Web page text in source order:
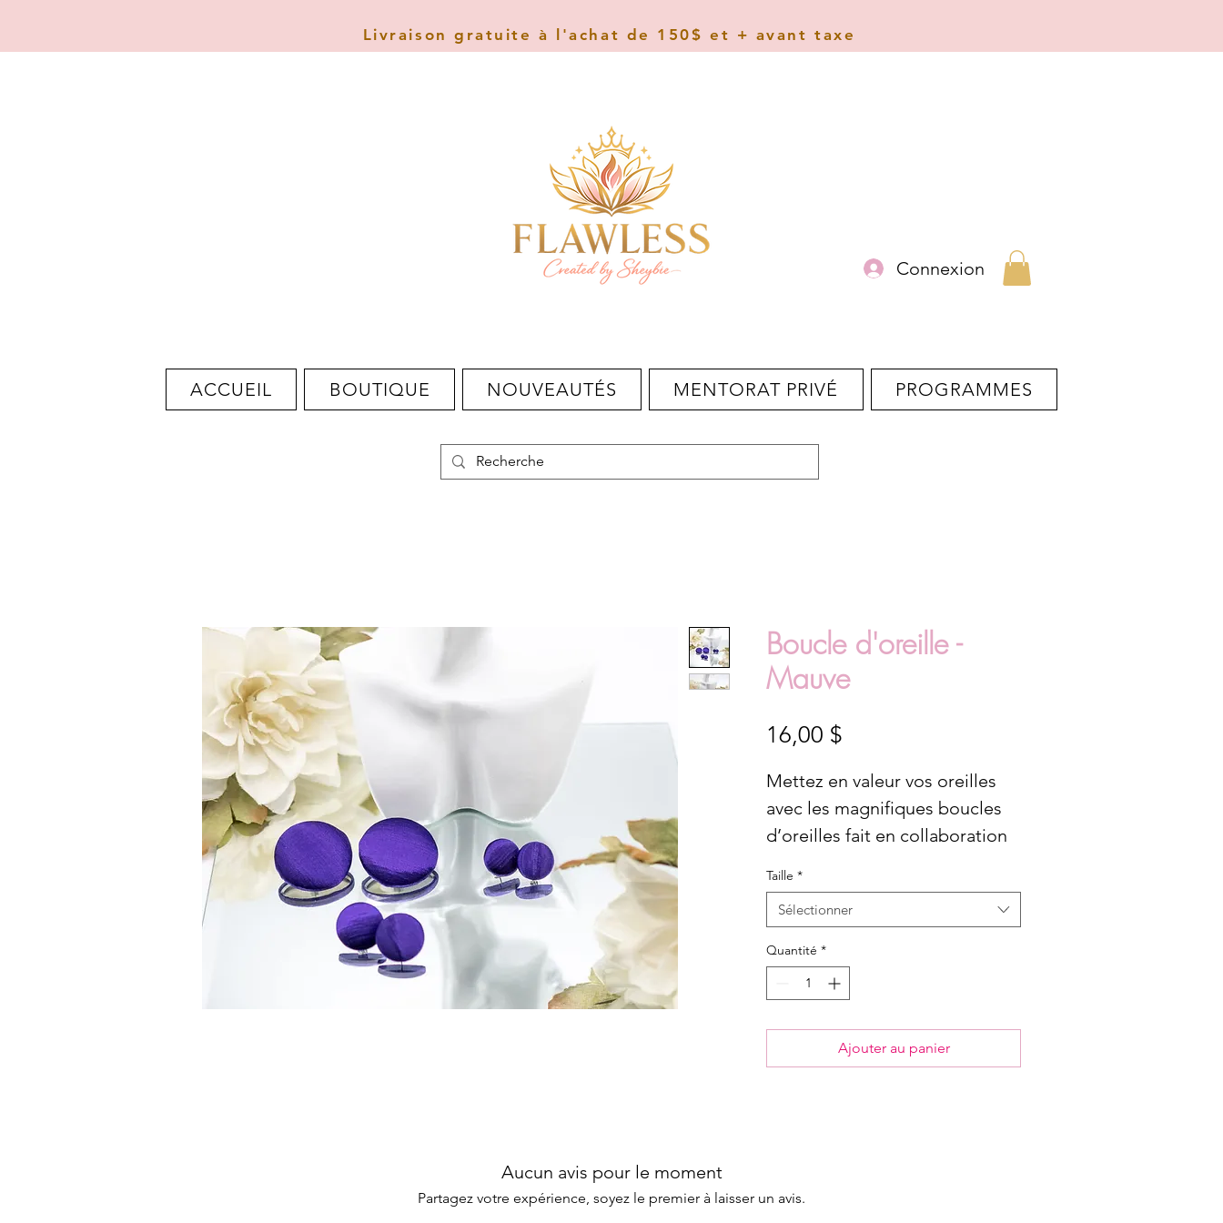
Livraison gratuite à l'achat de 150$ et + avant taxe
Connexion
ACCUEIL BOUTIQUE NOUVEAUTÉS MENTORAT PRIVÉ PROGRAMMES
Boucle d'oreille -
Mauve
16,00 $
Mettez en valeur vos oreilles
avec les magnifiques boucles
d’oreilles fait en collaboration
Taille *
Sélectionner
Quantité *
Ajouter au panier
Aucun avis pour le moment
Partagez votre expérience, soyez le premier à laisser un avis.